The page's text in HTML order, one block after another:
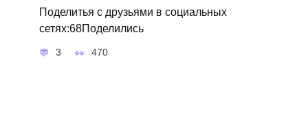
Поделитья с друзьями в социальных
сетях:68Поделились
3 470